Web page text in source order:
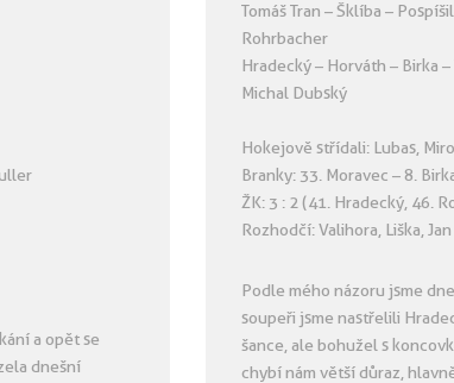
a opět se
dnešní
Tomáš Tran – Šklíba –
Rohrbacher
Hradecký – Horváth – Birka –
Michal Dubský
Hokejově střídali: Lubas,
Branky: 33. Moravec – 8.
ŽK: 3 : 2 (41. Hradecký, 46.
Rozhodčí: Valihora, Liška,
Podle mého názoru jsme
soupeři jsme nastřelili
šance, ale bohužel s
chybí nám větší důraz,